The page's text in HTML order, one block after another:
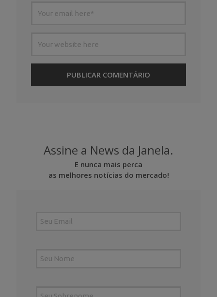
Assine a News da Janela.
E nunca mais perca
as melhores notícias do mercado!